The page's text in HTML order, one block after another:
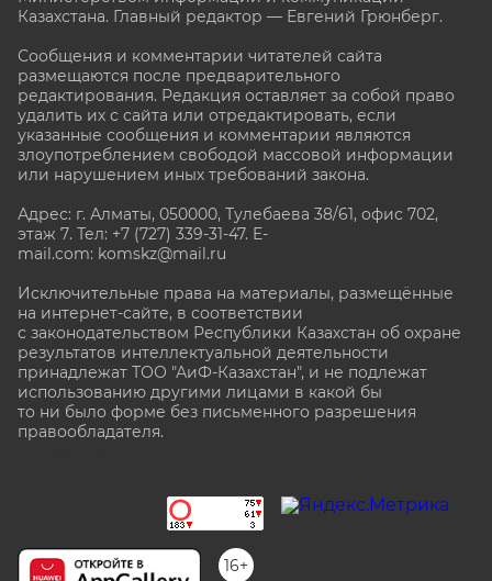
Казахстана. Главный редактор — Евгений Грюнберг.
Сообщения и комментарии читателей сайта
размещаются после предварительного
редактирования. Редакция оставляет за собой право
удалить их с сайта или отредактировать, если
указанные сообщения и комментарии являются
злоупотреблением свободой массовой информации
или нарушением иных требований закона.
Адрес: г. Алматы, 050000, Тулебаева 38/61, офис 702,
этаж 7. Тел: +7 (727) 339-31-47. E-
mail.com: komskz@mail.ru
Исключительные права на материалы, размещённые
на интернет-сайте, в соответствии
с законодательством Республики Казахстан об охране
результатов интеллектуальной деятельности
принадлежат ТОО "АиФ-Казахстан", и не подлежат
использованию другими лицами в какой бы
то ни было форме без письменного разрешения
правообладателя.
16+